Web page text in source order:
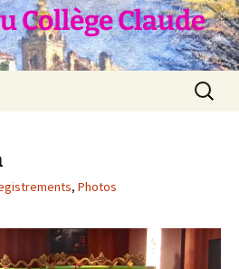
Collège Claude
, Photos